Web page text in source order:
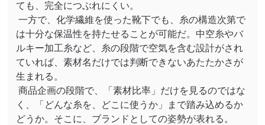
ても、完全につぶれにくい。
一方で、化学繊維を使った靴下でも、糸の構造次第で
は十分な保温性を持たせることが可能だ。中空糸やバ
ルキー加工糸など、糸の段階で空気を含む設計がされ
ていれば、素材名だけでは判断できないあたたかさが
生まれる。
商品企画の段階で、「素材比率」だけを見るのではな
く、「どんな糸を、どこに使うか」まで踏み込めるか
どうか。そこに、ブランドとしての姿勢が表れる。